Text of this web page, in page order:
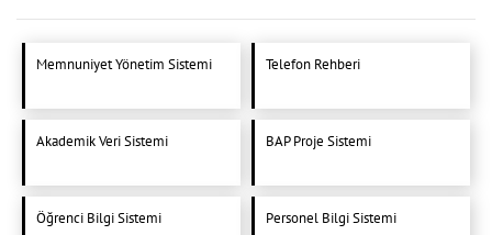
Memnuniyet Yönetim Sistemi Telefon Rehberi
Akademik Veri Sistemi BAP Proje Sistemi
Öğrenci Bilgi Sistemi Personel Bilgi Sistemi